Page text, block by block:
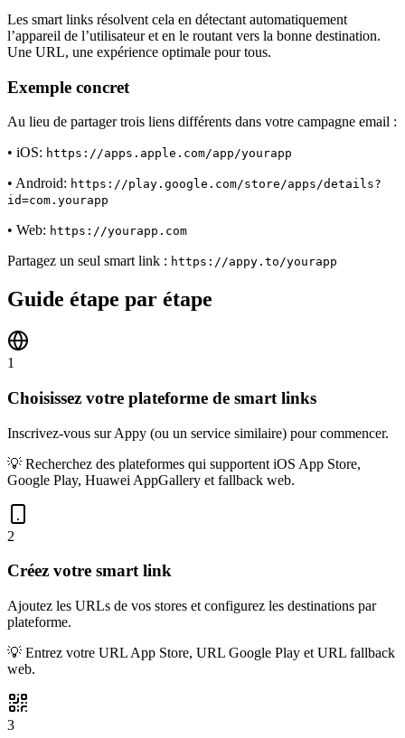
Les smart links résolvent cela en détectant automatiquement
l’appareil de l’utilisateur et en le routant vers la bonne destination.
Une URL, une expérience optimale pour tous.
Exemple concret
Au lieu de partager trois liens différents dans votre campagne email :
• iOS: https://apps.apple.com/app/yourapp
• Android: https://play.google.com/store/apps/details?
id=com.yourapp
• Web: https://yourapp.com
Partagez un seul smart link : https://appy.to/yourapp
Guide étape par étape
1
Choisissez votre plateforme de smart links
Inscrivez-vous sur Appy (ou un service similaire) pour commencer.
💡 Recherchez des plateformes qui supportent iOS App Store,
Google Play, Huawei AppGallery et fallback web.
2
Créez votre smart link
Ajoutez les URLs de vos stores et configurez les destinations par
plateforme.
💡 Entrez votre URL App Store, URL Google Play et URL fallback
web.
3